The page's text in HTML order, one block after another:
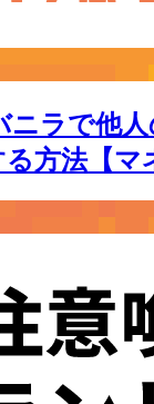
ニラで他
方法【マ